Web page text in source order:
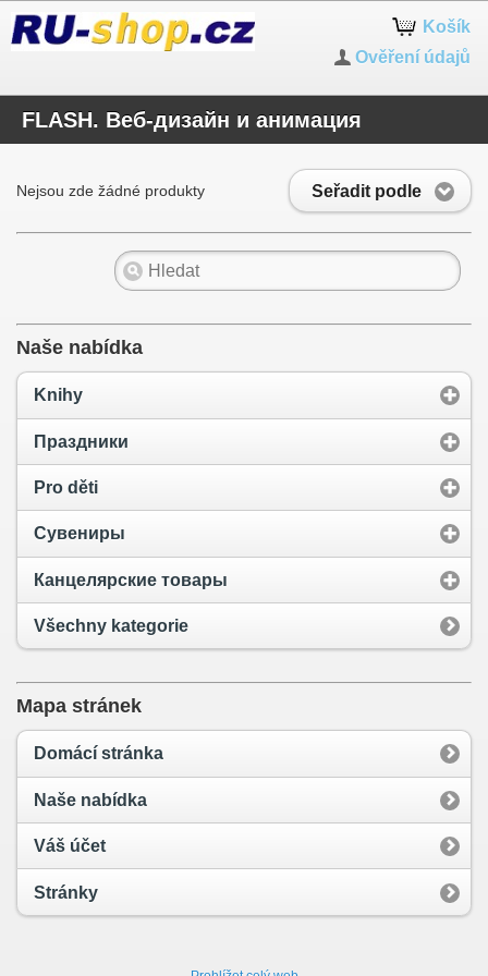
Košík
Ověření údajů
FLASH. Веб-дизайн и анимация
Seřadit podle
Nejsou zde žádné produkty
Naše nabídka
Knihy
Праздники
Pro děti
Сувениры
Канцелярские товары
Všechny kategorie
Mapa stránek
Domácí stránka
Naše nabídka
Váš účet
Stránky